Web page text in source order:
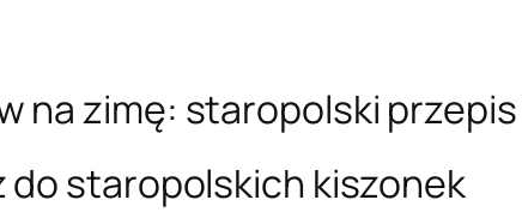
na zimę: staropolski
do staropolskich kiszonek